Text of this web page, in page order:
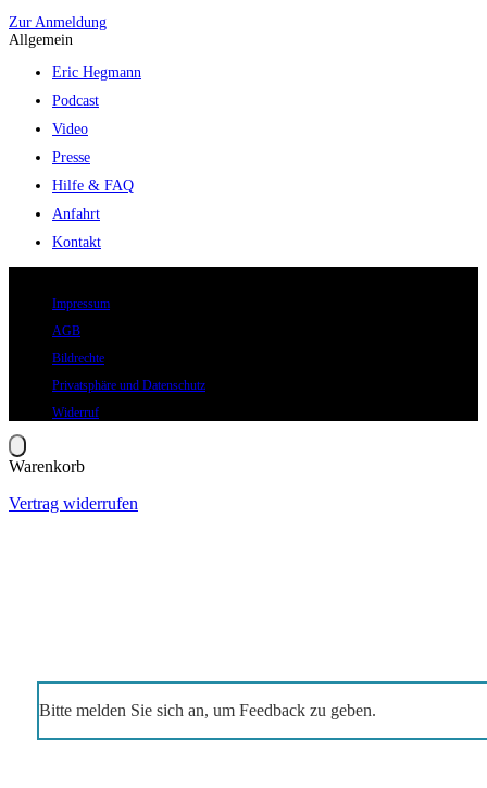
Zur Anmeldung
Allgemein
Eric Hegmann
Podcast
Video
Presse
Hilfe & FAQ
Anfahrt
Kontakt
Impressum
AGB
Bildrechte
Privatsphäre und Datenschutz
Widerruf
Warenkorb
Vertrag widerrufen
Bitte melden Sie sich an, um Feedback zu geben.